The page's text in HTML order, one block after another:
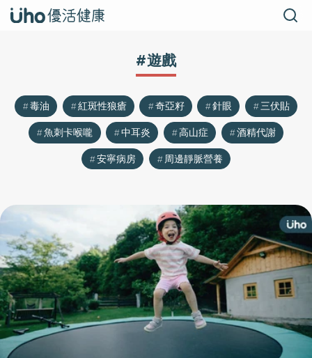
#遊戲
毒油 紅斑性狼瘡 奇亞籽 針眼
三伏貼
魚刺卡喉嚨
中耳炎 高山症
酒精代謝
安寧病房
周邊靜脈營養